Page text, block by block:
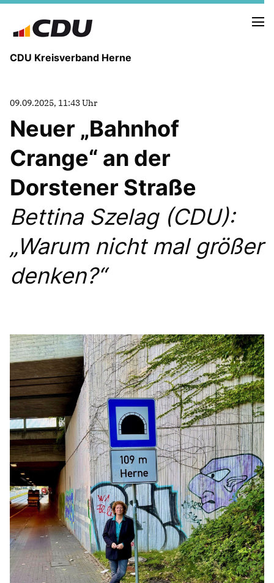
CDU Kreisverband Herne
ORTSVERBÄNDE
Fraktion
FOTOS
09.09.2025, 11:43 Uhr
Neuer „Bahnhof
Crange“ an der
Dorstener Straße
Bettina Szelag (CDU):
Warum nicht mal größer
denken?“